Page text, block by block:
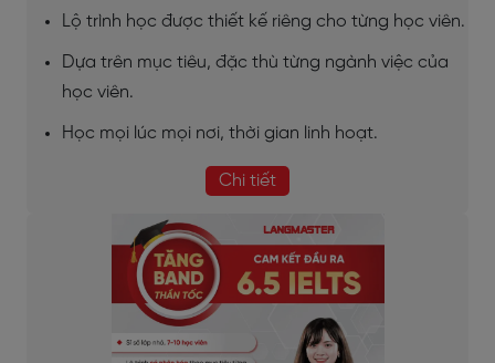
Lộ trình học được thiết kế riêng cho từng học viên.
Dựa trên mục tiêu, đặc thù từng ngành việc của
học viên.
Học mọi lúc mọi nơi, thời gian linh hoạt.
Chi tiết